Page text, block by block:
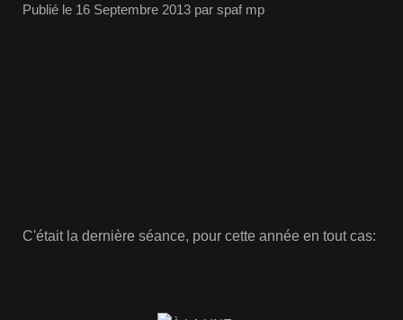
Publié le 16 Septembre 2013 par spaf mp
C'était la dernière séance, pour cette année en tout cas: